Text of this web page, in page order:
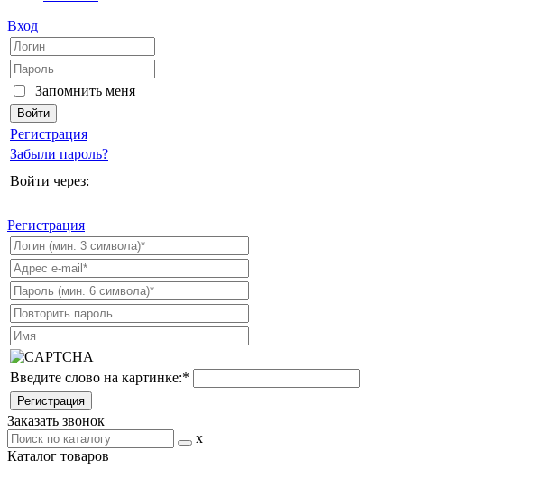
Вход
Запомнить меня
Регистрация
Забыли пароль?
Войти через:
Регистрация
Введите слово на картинке:*
Заказать звонок
x
Каталог товаров